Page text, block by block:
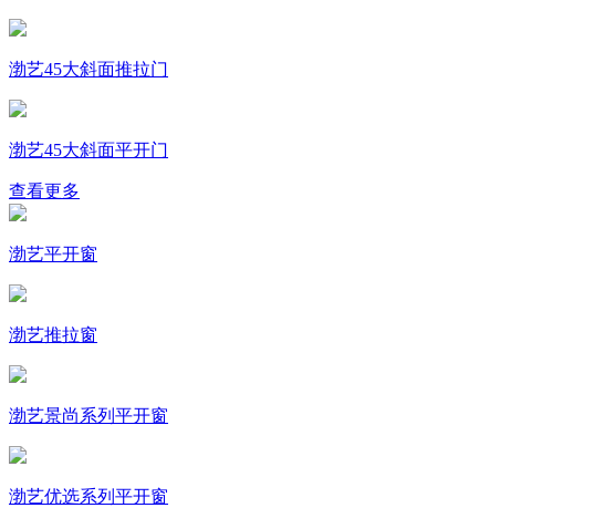
渤艺45大斜面推拉门
渤艺45大斜面平开门
查看更多
渤艺平开窗
渤艺推拉窗
渤艺景尚系列平开窗
渤艺优选系列平开窗